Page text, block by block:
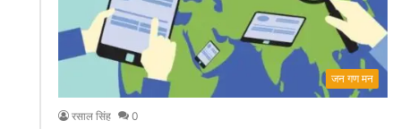
जन गण मन
रसाल सिंह 0